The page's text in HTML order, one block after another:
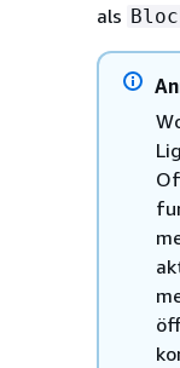
als